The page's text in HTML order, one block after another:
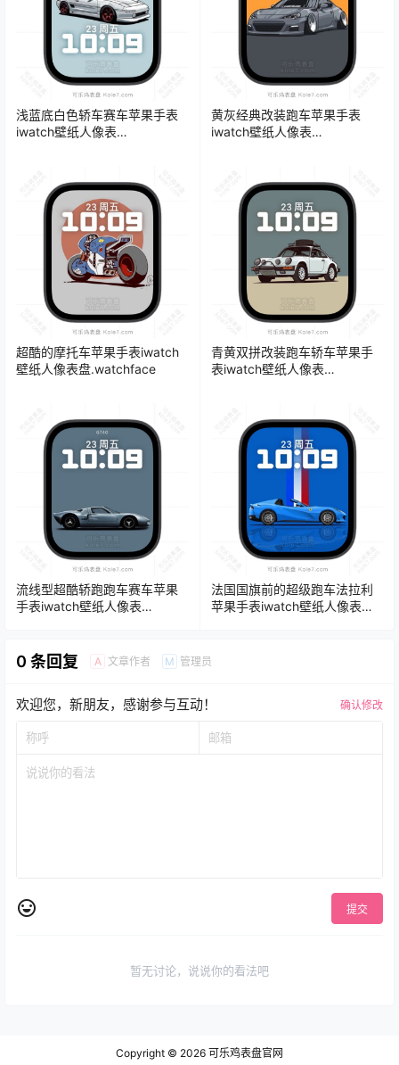
浅蓝底白色轿车赛车苹果手表
iwatch壁纸人像表
黄灰经典改装跑车苹果手表
iwatch壁纸人像表
超酷的摩托车苹果手表iwatch
壁纸人像表盘.watchface
青黄双拼改装跑车轿车苹果手
表iwatch壁纸人像表
流线型超酷轿跑跑车赛车苹果
手表iwatch壁纸人像表
法国国旗前的超级跑车法拉利
苹果手表iwatch壁纸人像表
0 条回复 A 文章作者 M 管理员
欢迎您，新朋友，感谢参与互动！ 确认修改
提交
暂无讨论，说说你的看法吧
Copyright © 2026 可乐鸡表盘官网